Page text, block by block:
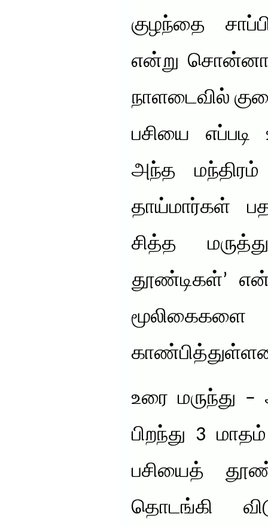
குழந்தை
என்று
நாளடைவில்
பசியை
அந்த மந்திரம்
தாய்மார்கள்
சித்த
தூண்டிகள்’
உரை மருந்து
பிறந்து 3
பசியைத்
தொடங்கி